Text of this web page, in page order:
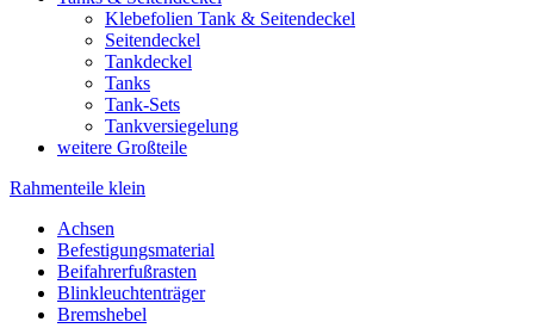
Klebefolien Tank & Seitendeckel
Seitendeckel
Tankdeckel
Tanks
Tank-Sets
Tankversiegelung
weitere Großteile
Rahmenteile klein
Achsen
Befestigungsmaterial
Beifahrerfußrasten
Blinkleuchtenträger
Bremshebel